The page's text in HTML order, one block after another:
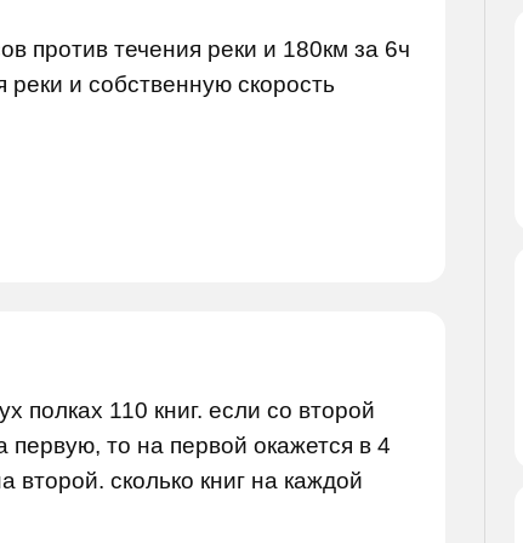
против течения реки и 180км за 6ч
реки и собственную скорость
полках 110 книг. если со второй
первую, то на первой окажется в 4
второй. сколько книг на каждой